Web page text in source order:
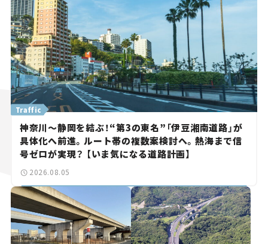
Traffic
神奈川～静岡を結ぶ！“第3の東名”「伊豆湘南道路」が
具体化へ前進。ルート帯の複数案検討へ。熱海まで信
号ゼロが実現？ 【いま気になる道路計画】
2026.08.05